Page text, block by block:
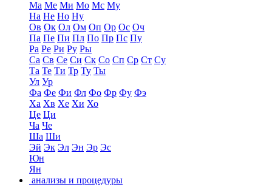
Ма Ме Ми Мо Мс Му
На Не Но Ну
Ов Ок Ол Ом Оп Ор Ос Оч
Па Пе Пи Пл По Пр Пс Пу
Ра Ре Ри Ру Ры
Са Св Се Си Ск Со Сп Ср Ст Су
Та Те Ти Тр Ту Ты
Ул Ур
Фа Фе Фи Фл Фо Фр Фу Фэ
Ха Хв Хе Хи Хо
Це Ци
Ча Че
Ша Ши
Эй Эк Эл Эн Эр Эс
Юн
Ян
анализы и процедуры